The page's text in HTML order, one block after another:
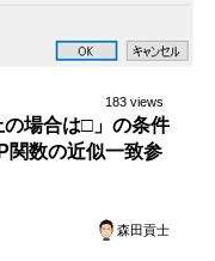
183 views
の場合は□」の条件
関数の近似一致参
森田貢士